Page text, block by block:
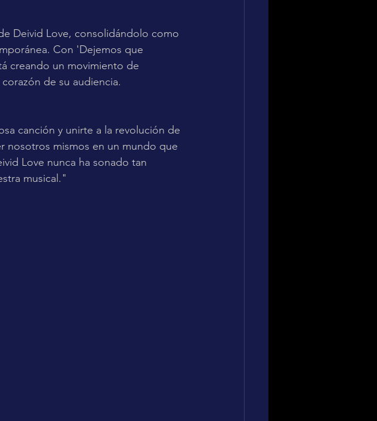
Deivid Love, consolidándolo como
Con 'Dejemos que
creando un movimiento de
de su audiencia.
canción y unirte a la revolución de
nosotros mismos en un mundo que
Love nunca ha sonado tan
musical."